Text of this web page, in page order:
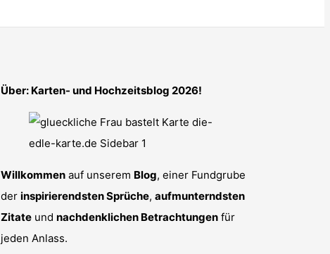
Über: Karten- und Hochzeitsblog 2026!
Willkommen auf unserem Blog, einer Fundgrube
der inspirierendsten Sprüche, aufmunterndsten
Zitate und nachdenklichen Betrachtungen für
jeden Anlass.